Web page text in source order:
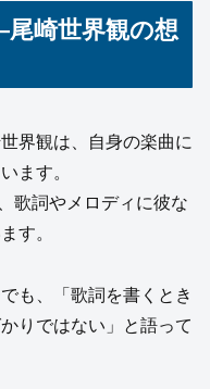
崎世界観の想
界観は、自身の楽曲に
ます。
歌詞やメロディに彼な
す。
も、「歌詞を書くとき
りではない」と語って